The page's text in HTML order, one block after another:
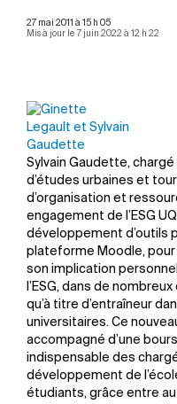
27 mai 2011 à 15 h 05
Mis à jour le 7 juin 2022 à 12 h 22
Sylvain Gaudette,
d’études urbaines et
d’organisation et
engagement de l’ESG
développement d’outils
plateforme Moodle,
son implication
l’ESG, dans de
qu’à titre d’entraîneur
universitaires. Ce
accompagné d’une
indispensable des
développement de
étudiants, grâce entre